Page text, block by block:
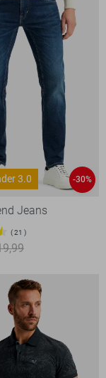
3.0 -30%
Jeans
21